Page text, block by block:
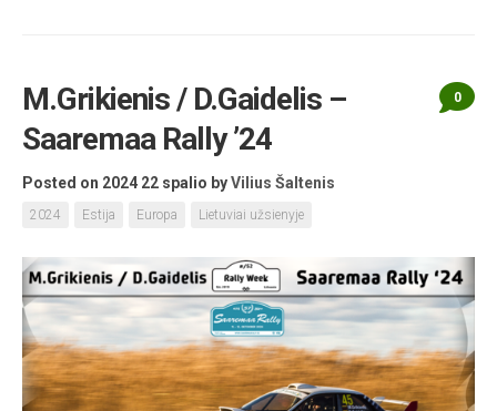
M.Grikienis / D.Gaidelis –
Saaremaa Rally ’24
Posted on 2024 22 spalio byVilius Šaltenis
2024 Estija Europa Lietuviai užsienyje
0